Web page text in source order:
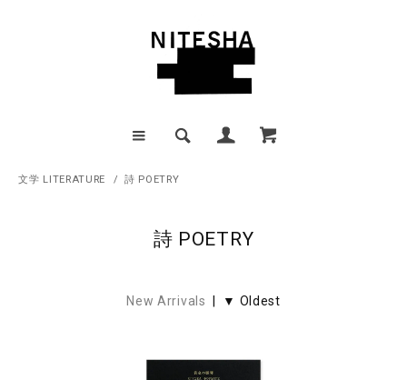
文学 LITERATURE / 詩 POETRY
詩 POETRY
New Arrivals | ▼ Oldest